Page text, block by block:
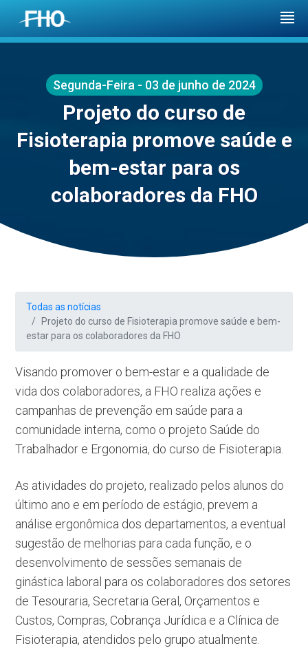
Segunda-Feira - 03 de junho de 2024
Projeto do curso de
Fisioterapia promove saúde e
bem-estar para os
colaboradores da FHO
Todas as notícias
Projeto do curso de Fisioterapia promove saúde e bem-
estar para os colaboradores da FHO
Visando promover o bem-estar e a qualidade de
vida dos colaboradores, a FHO realiza ações e
campanhas de prevenção em saúde para a
comunidade interna, como o projeto Saúde do
Trabalhador e Ergonomia, do curso de Fisioterapia.
As atividades do projeto, realizado pelos alunos do
último ano e em período de estágio, prevem a
análise ergonômica dos departamentos, a eventual
sugestão de melhorias para cada função, e o
desenvolvimento de sessões semanais de
ginástica laboral para os colaboradores dos setores
de Tesouraria, Secretaria Geral, Orçamentos e
Custos, Compras, Cobrança Jurídica e a Clínica de
Fisioterapia, atendidos pelo grupo atualmente.